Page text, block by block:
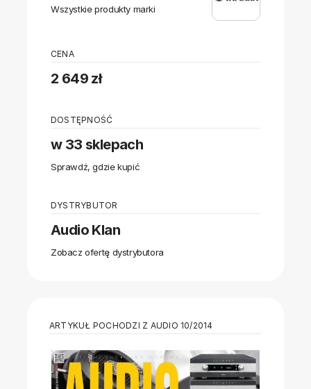
Wszystkie produkty marki
CENA
2 649 zł
DOSTĘPNOŚĆ
w 33 sklepach
Sprawdź, gdzie kupić
DYSTRYBUTOR
Audio Klan
Zobacz ofertę dystrybutora
ARTYKUŁ POCHODZI Z AUDIO 10/2014